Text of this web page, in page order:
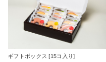
ギフトボックス [15コ入り]